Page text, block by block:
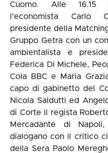
Cuomo. Alle 16.15
l'economista Carlo
presidente della
Gruppo Getra con un
ambientalista e
Federica Di Michele,
Cola BBC e Maria
capo di gabinetto del
Nicola Saldutti ed
di Corte il regista
Mercadante di
dialogano con il critico
della Sera Paolo